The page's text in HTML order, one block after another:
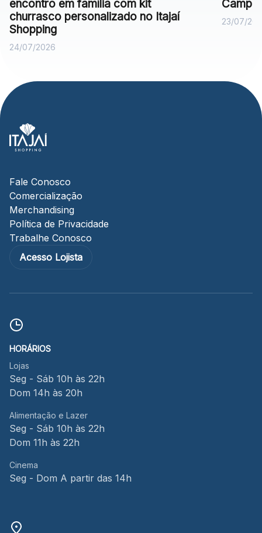
encontro em família com kit
churrasco personalizado no Itajaí
Shopping
24/07/2026
23/07/
Fale Conosco
Comercialização
Merchandising
Política de Privacidade
Trabalhe Conosco
Acesso Lojista
HORÁRIOS
Lojas
Seg - Sáb 10h às 22h
Dom 14h às 20h
Alimentação e Lazer
Seg - Sáb 10h às 22h
Dom 11h às 22h
Cinema
Seg - Dom A partir das 14h